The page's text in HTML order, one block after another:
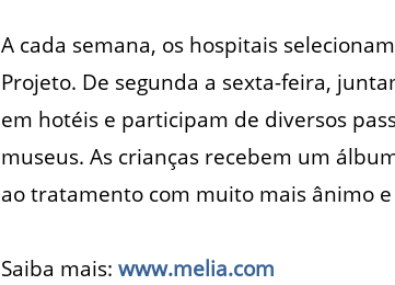
A cada semana, os hospitais
Projeto. De segunda a sexta-feira,
em hotéis e participam de diversos
museus. As crianças recebem um
ao tratamento com muito mais ânimo
Saiba mais: www.melia.com